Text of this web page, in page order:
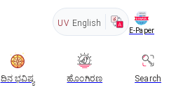
UV English
E-Paper
ದಿನ ಭವಿಷ್ಯ ಹೊಂಗಿರಣ Search